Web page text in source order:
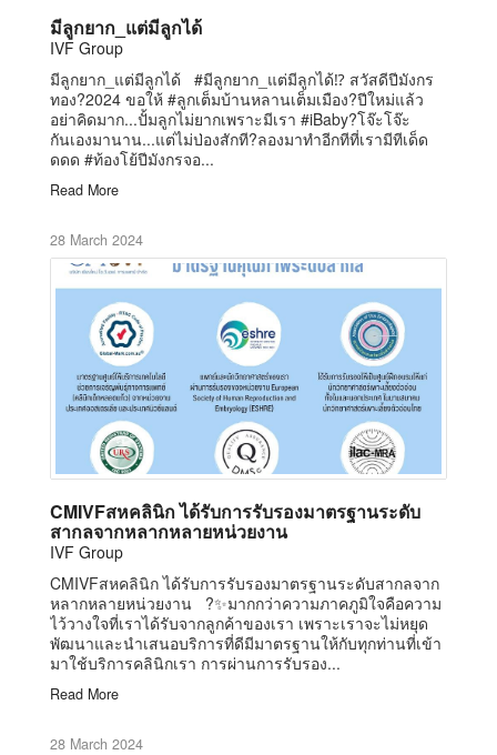
มีลูกยาก_แต่มีลูกได้
IVF Group
มีลูกยาก_แต่มีลูกได้ #มีลูกยาก_แต่มีลูกได้⁉️ สวัสดีปีมังกร
ทอง?2024 ขอให้ #ลูกเต็มบ้านหลานเต็มเมือง?ปีใหม่แล้ว
อย่าคิดมาก...ปั้มลูกไม่ยากเพราะมีเรา #iBaby?โจ๊ะโจ๊ะ
กันเองมานาน...แต่ไม่ป่องสักที?ลองมาทำอีกทีที่เรามีทีเด็ด
ดดด #ท้องโย้ปีมังกรจอ...
Read More
28 March 2024
CMIVFสหคลินิก ได้รับการรับรองมาตรฐานระดับ
สากลจากหลากหลายหน่วยงาน
IVF Group
CMIVFสหคลินิก ได้รับการรับรองมาตรฐานระดับสากลจาก
หลากหลายหน่วยงาน ?✨มากกว่าความภาคภูมิใจคือความ
ไว้วางใจที่เราได้รับจากลูกค้าของเรา เพราะเราจะไม่หยุด
พัฒนาและนำเสนอบริการที่ดีมีมาตรฐานให้กับทุกท่านที่เข้า
มาใช้บริการคลินิกเรา การผ่านการรับรอง...
Read More
28 March 2024